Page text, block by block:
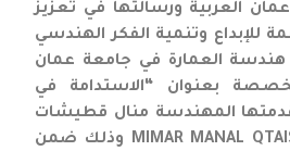
العربية ورسالتها في تعزيز
للإبداع وتنمية الفكر الهندسي
العمارة في جامعة عمان
بعنوان “الاستدامة في
قدمتها المهندسة منال قطيشات
مدير عام مكتب MIMAR MANAL QTAISHAT وذلك ضمن